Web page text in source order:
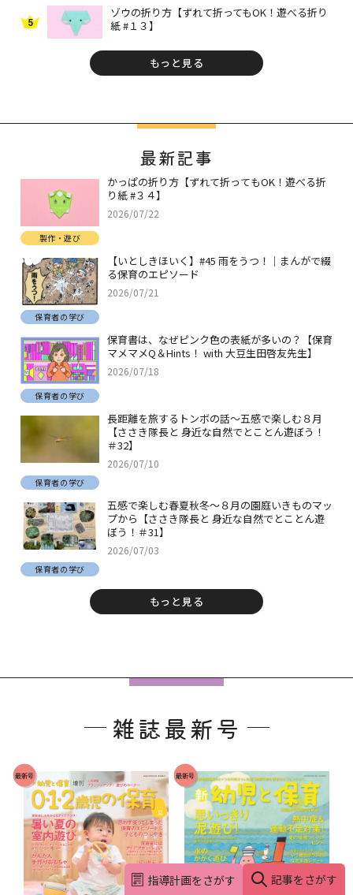
5
ゾウの折り方【ずれて折ってもOK！遊べる折り
紙 #１３】
もっと見る
最新記事
かっぱの折り方【ずれて折ってもOK！遊べる折
り紙 #３４】
2026/07/22
製作・遊び
【いとしきほいく】#45 雨をうつ！｜まんがで綴
る保育のエピソード
2026/07/21
保育者の学び
保育書は、なぜピンク色の表紙が多いの？【保育
マメマメQ＆Hints！ with 大豆生田啓友先生】
2026/07/18
保育者の学び
長距離を旅するトンボの話～五感で楽しむ８月
【ささき隊長と 身近な自然でとことん遊ぼう！
＃32】
2026/07/10
保育者の学び
五感で楽しむ春夏秋冬～８月の園庭いきものマッ
プから【ささき隊長と 身近な自然でとことん遊
ぼう！＃31】
2026/07/03
保育者の学び
もっと見る
雑誌最新号
最新号 最新号
指導計画をさがす 記事をさがす